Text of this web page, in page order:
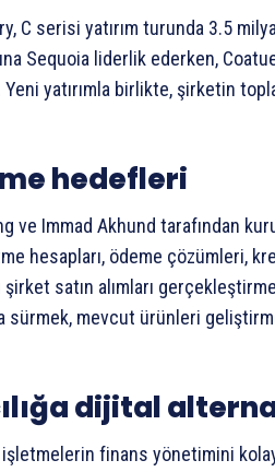
C serisi yatırım turunda 3.5
Sequoia liderlik ederken,
yatırımla birlikte, şirketin
hedefleri
ve Immad Akhund tarafından
hesapları, ödeme çözümleri,
satın alımları
sürmek, mevcut ürünleri
dijital
finans yönetimini